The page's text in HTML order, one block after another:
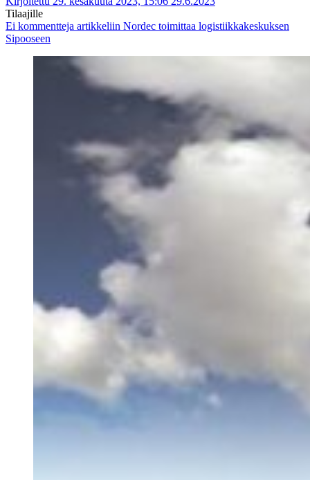
Tilaajille
Ei kommentteja artikkeliin Nordec toimittaa logistiikkakeskuksen
Sipooseen